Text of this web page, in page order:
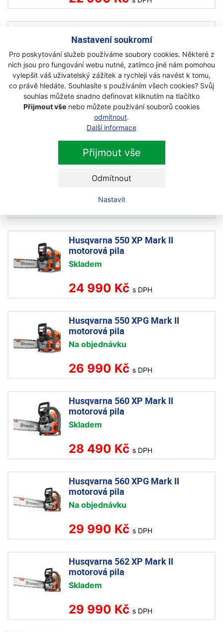
Nastavení soukromí
Pro poskytování služeb používáme soubory cookies. Některé z
nich jsou pro fungování webu nutné, zatímco jiné nám pomohou
vylepšit váš uživatelský zážitek a rychleji vás navést k tomu,
co právě hledáte. Souhlasíte s používáním všech cookies? Svůj
souhlas můžete snadno definovat kliknutím na tlačítko
Přijmout vše nebo můžete používání souborů cookies
odmítnout.
Další informace
Přijmout vše
Odmítnout
Nastavit
Skladem
29 990 Kč s DPH
Husqvarna 365 motorová pila
Skladem
25 990 Kč s DPH
Na objednávku
Husqvarna 550 XP Mark II
motorová pila
Skladem
24 990 Kč s DPH
Husqvarna 550 XPG Mark II
motorová pila
Na objednávku
26 990 Kč s DPH
Husqvarna 560 XP Mark II
motorová pila
Skladem
28 490 Kč s DPH
Husqvarna 560 XPG Mark II
motorová pila
Na objednávku
29 990 Kč s DPH
Husqvarna 562 XP Mark II
motorová pila
Skladem
29 990 Kč s DPH